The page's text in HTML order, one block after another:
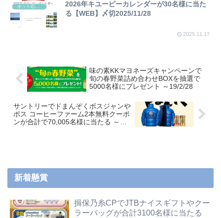
2026年キユーピーカレンダーが30名様に当た
る【WEB】〆切2025/11/28
2025.11.17
味の素KKマヨネーズキャンペーンで
旬の春野菜詰め合わせBOXを抽選で
5000名様にプレゼント ～19/2/28
サントリーでドまんぞくボスジャンや
ボス コーヒーファーム2本無料クーポ
ンが合計で70,005名様に当たる ～
新着懸賞
揖保乃糸CPでJTBナイスギフトやクー
ラーバッグが合計3100名様に当たる